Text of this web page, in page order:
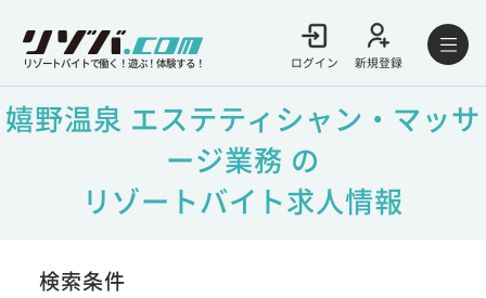
リゾートバイトで働く！遊ぶ！体験する！ ログイン 新規登録
嬉野温泉 エステティシャン・マッサ
ージ業務 の
リゾートバイト求人情報
検索条件